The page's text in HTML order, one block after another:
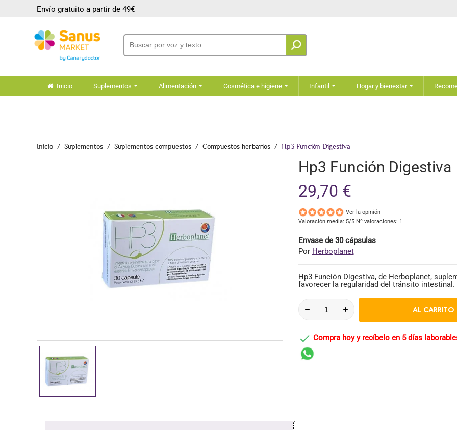
Envío gratuito a partir de 49€
Inicio Suplementos Alimentación Cosmética e higiene Infantil Hogar y bienestar
Inicio Suplementos Suplementos compuestos Compuestos herbarios Hp3 Función Digestiva
Hp3 Función Digestiva
29,70 €
Ver la opinión
Valoración media: 5/5 Nº valoraciones: 1
Envase de 30 cápsulas
Por Herboplanet
Hp3 Función Digestiva, de Herboplanet,
favorecer la regularidad del tránsito intestinal.
AL CARRITO
 Compra hoy y recíbelo en 5 días